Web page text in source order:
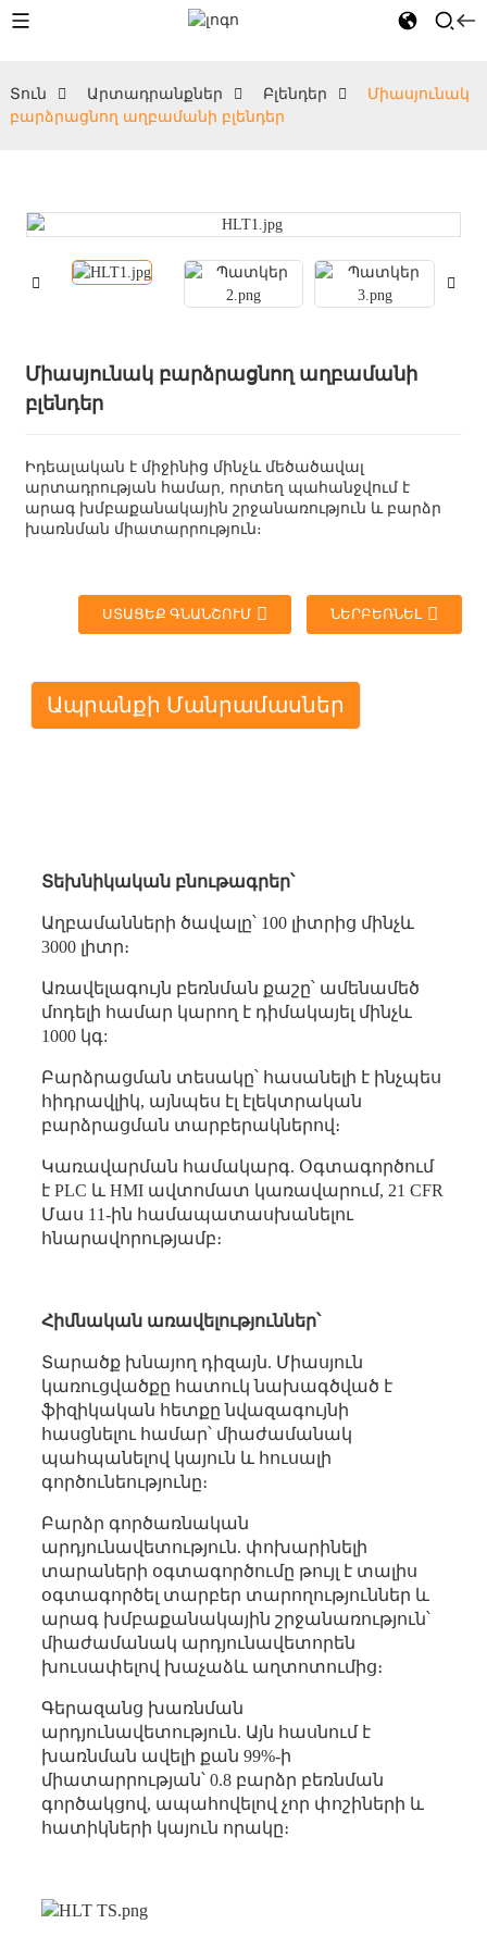
Տուն Արտադրանքներ Բլենդեր
Միասյունակ
բարձրացնող աղբամանի բլենդեր
Միասյունակ բարձրացնող աղբամանի
բլենդեր
Իդեալական է միջինից մինչև մեծածավալ
արտադրության համար, որտեղ պահանջվում է
արագ խմբաքանակային շրջանառություն և բարձր
խառնման միատարրություն։
ՍՏԱՑԵՔ ԳՆԱՆՇՈՒՄ ՆԵՐԲԵՌՆԵԼ
Ապրանքի Մանրամասներ
Տեխնիկական բնութագրեր՝
Աղբամանների ծավալը՝ 100 լիտրից մինչև
3000 լիտր։
Առավելագույն բեռնման քաշը՝ ամենամեծ
մոդելի համար կարող է դիմակայել մինչև
1000 կգ:
Բարձրացման տեսակը՝ հասանելի է ինչպես
հիդրավլիկ, այնպես էլ էլեկտրական
բարձրացման տարբերակներով։
Կառավարման համակարգ. Օգտագործում
է PLC և HMI ավտոմատ կառավարում, 21 CFR
Մաս 11-ին համապատասխանելու
հնարավորությամբ։
Հիմնական առավելություններ՝
Տարածք խնայող դիզայն. Միասյուն
կառուցվածքը հատուկ նախագծված է
ֆիզիկական հետքը նվազագույնի
հասցնելու համար՝ միաժամանակ
պահպանելով կայուն և հուսալի
գործունեությունը։
Բարձր գործառնական
արդյունավետություն. փոխարինելի
տարաների օգտագործումը թույլ է տալիս
օգտագործել տարբեր տարողություններ և
արագ խմբաքանակային շրջանառություն՝
միաժամանակ արդյունավետորեն
խուսափելով խաչաձև աղտոտումից։
Գերազանց խառնման
արդյունավետություն. Այն հասնում է
խառնման ավելի քան 99%-ի
միատարրության՝ 0.8 բարձր բեռնման
գործակցով, ապահովելով չոր փոշիների և
հատիկների կայուն որակը։